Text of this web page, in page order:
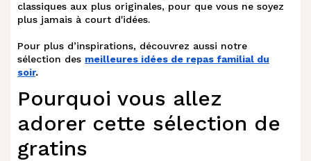
classiques aux plus originales, pour que vous ne soyez
plus jamais à court d'idées.
Pour plus d’inspirations, découvrez aussi notre
sélection des meilleures idées de repas familial du
soir.
Pourquoi vous allez
adorer cette sélection de
gratins